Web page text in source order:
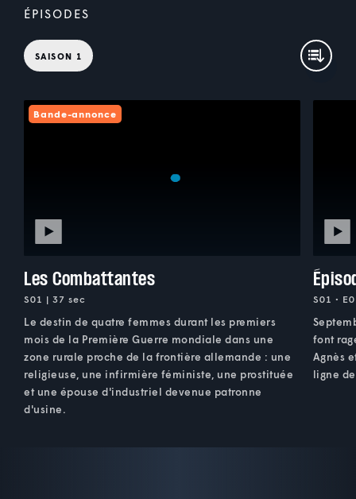
ÉPISODES
SAISON 1
Bande-annonce
Les Combattantes
S01 | 37 sec
Le destin de quatre femmes durant les premiers
mois de la Première Guerre mondiale dans une
zone rurale proche de la frontière allemande : une
religieuse, une infirmière féministe, une prostituée
et une épouse d'industriel devenue patronne
d'usine.
S01 •
font
Agnès
ligne